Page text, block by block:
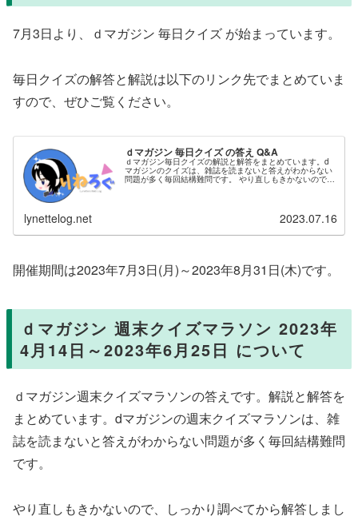
7月3日より、ｄマガジン 毎日クイズ が始まっています。
毎日クイズの解答と解説は以下のリンク先でまとめていま
すので、ぜひご覧ください。
ｄマガジン 毎日クイズ の答え Q&A
ｄマガジン毎日クイズの解説と解答をまとめています。d
マガジンのクイズは、雑誌を読まないと答えがわからない
問題が多く毎回結構難問です。 やり直しもきかないので、
lynettelog.net 2023.07.16
開催期間は2023年7月3日(月)～2023年8月31日(木)です。
ｄマガジン 週末クイズマラソン 2023年
4月14日～2023年6月25日 について
ｄマガジン週末クイズマラソンの答えです。解説と解答を
まとめています。dマガジンの週末クイズマラソンは、雑
誌を読まないと答えがわからない問題が多く毎回結構難問
です。
やり直しもきかないので、しっかり調べてから解答しまし